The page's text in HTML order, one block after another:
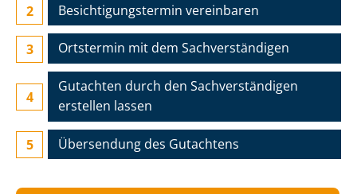
Be­sich­ti­gungs­ter­min vereinbaren
Ortstermin mit dem Sach­ver­stän­di­gen
Gutachten durch den Sach­ver­stän­di­gen
erstellen lassen
Übersendung des Gutachtens